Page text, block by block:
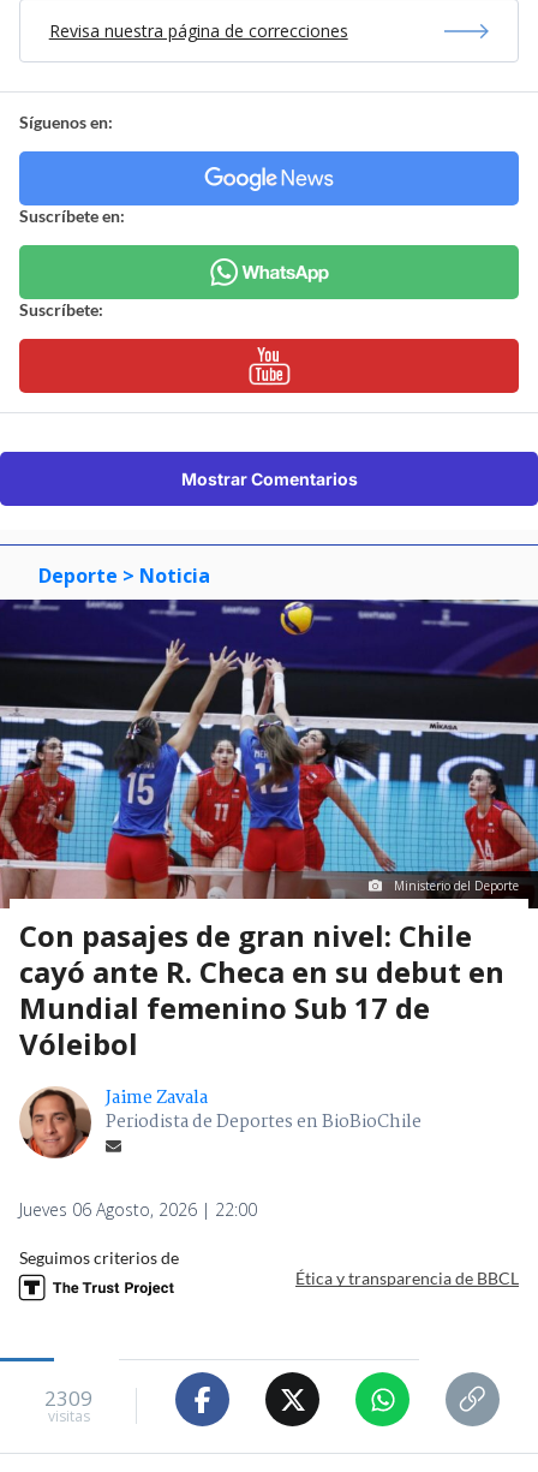
Revisa nuestra página de correcciones
Síguenos en:
Suscríbete en:
Suscríbete:
Mostrar Comentarios
Deporte > Noticia
Ministerio del Deporte
Con pasajes de gran nivel: Chile
cayó ante R. Checa en su debut en
Mundial femenino Sub 17 de
Vóleibol
Jaime Zavala
Periodista de Deportes en BioBioChile
Jueves 06 Agosto, 2026 | 22:00
Seguimos criterios de
Ética y transparencia de BBCL
2309
visitas